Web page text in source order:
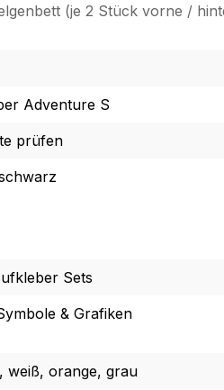
(je 2 Stück vorne /
Adventure S
prüfen
Sets
& Grafiken
weiß, orange, grau